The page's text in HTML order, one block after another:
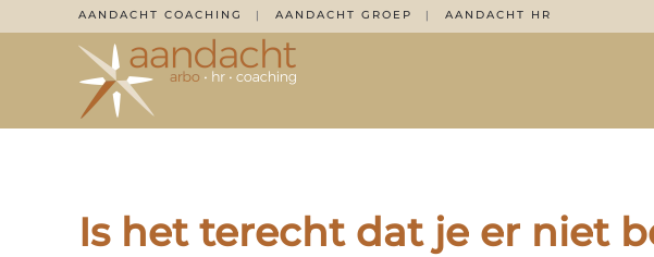
Overslaan en naar de inhoud gaan
AANDACHT COACHING AANDACHT GROEP AANDACHT HR
Is het terecht dat je er niet